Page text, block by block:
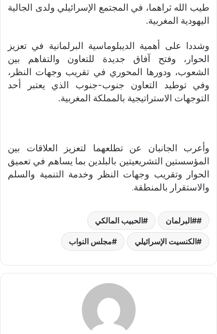
طيب الله ثراهما، في المجتمع الإسرائيلي ولدى الجالية
اليهودية المغربية.
وشددا على أهمية الديبلوماسية البرلمانية في تعزيز
الحوار، وفتح آفاق جديدة للتعاون والتفاهم بين
الشعوب، ودورها المحوري في تقريب وجهات النظر،
وفي توطيد التعاون جنوب-جنوب الذي يعتبر أحد
التوجهات الاستراتيجية بالمملكة المغربية.
وأعرب الجانبان عن تطلعهما لتعزيز العلاقات بين
المؤسستين التشريعيتين بالبلدين بما يساهم في تعميق
الحوار وتقريب وجهات النظر وخدمة التنمية والسلم
والاستقرار بالمنطقة.
#البرلمان الحبيب المالكي
الكنسيت الإسرائيلي مجلس النواب